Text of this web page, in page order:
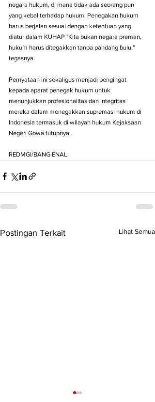
negara hukum, di mana tidak ada seorang pun
yang kebal terhadap hukum. Penegakan hukum
harus berjalan sesuai dengan ketentuan yang
diatur dalam KUHAP "Kita bukan negara preman,
hukum harus ditegakkan tanpa pandang bulu,"
tegasnya.
Pernyataan ini sekaligus menjadi pengingat
kepada aparat penegak hukum untuk
menunjukkan profesionalitas dan integritas
mereka dalam menegakkan supremasi hukum di
Indonesia termasuk di wilayah hukum Kejaksaan
Negeri Gowa tutupnya.
REDMGI/BANG ENAL.
Postingan Terkait Lihat Semua